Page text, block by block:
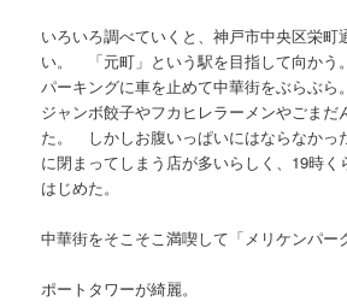
いろいろ調べていくと、神戸市中央区栄町
い。 「元町」という駅を目指して向かう。
パーキングに車を止めて中華街をぶらぶ
ジャンボ餃子やフカヒレラーメンやごまだ
た。 しかしお腹いっぱいにはならなか
に閉まってしまう店が多いらしく、19時く
はじめた。
中華街をそこそこ満喫して「メリケンパー
ポートタワーが綺麗。